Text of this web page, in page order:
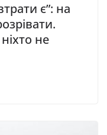
є”: на
не